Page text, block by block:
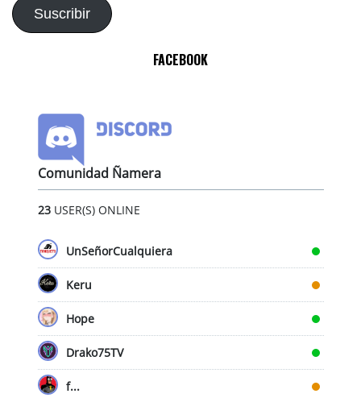
electrónico
Suscribir
FACEBOOK
Comunidad Ñamera
23USER(S) ONLINE
UnSeñorCualquiera
Keru
Hope
Drako75TV
f...